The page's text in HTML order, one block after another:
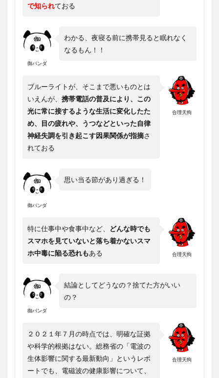
で知られておる
御パンダ
わかる、夜寝る前に携帯見ると眠れなく
なるもん！！
合理天狗
ブルーライトが、そこまで悪いものとは
いえんが、 携帯電話の普及により、この
光に常に接するような生活に変化したた
め、目の疲れや、うつなどといった自律
神経失調を引き起こす因果関係が指摘さ
れておる
御パンダ
思い当る節があり過ぎる！
合理天狗
特に仕事中や食事中など、
どんな時でも
スマホを見ていないと落ち着かないスマ
ホ中毒に陥る恐れもある
御パンダ
結論としてどうなの？捨てた方がいい
の？
合理天狗
２０２１年７月の時点では、明確な証拠
や科学的根拠はない。総務省の「電波の
生体影響に関する最新動向」というレポ
ートでも、電磁波の健康影響について、